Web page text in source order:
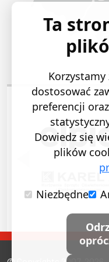
POPRZEDNI SLAJD
Ta
dostosować
preferencji
Dowiedz się
plików
Niezbędne